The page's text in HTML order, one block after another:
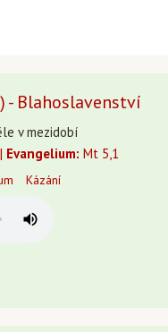
- Blahoslavenství
v mezidobí
Evangelium: Mt 5,1
Kázání